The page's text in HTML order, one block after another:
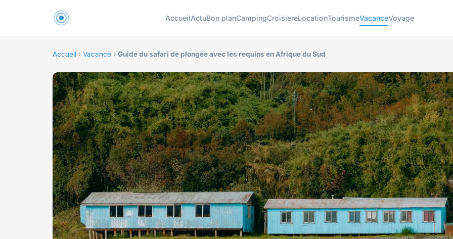
AccueilActuBon planCampingCroisiereLocationTourismeVacanceVoyage
Accueil › Vacance › Guide du safari de plongée avec les requins en Afrique du Sud